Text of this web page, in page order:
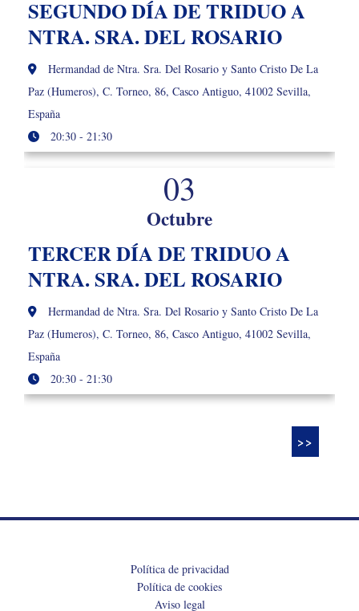
SEGUNDO DÍA DE TRIDUO A
NTRA. SRA. DEL ROSARIO
Hermandad de Ntra. Sra. Del Rosario y Santo Cristo De La
Paz (Humeros), C. Torneo, 86, Casco Antiguo, 41002 Sevilla,
España
20:30 - 21:30
03
Octubre
TERCER DÍA DE TRIDUO A
NTRA. SRA. DEL ROSARIO
Hermandad de Ntra. Sra. Del Rosario y Santo Cristo De La
Paz (Humeros), C. Torneo, 86, Casco Antiguo, 41002 Sevilla,
España
20:30 - 21:30
>>
Política de privacidad
Política de cookies
Aviso legal